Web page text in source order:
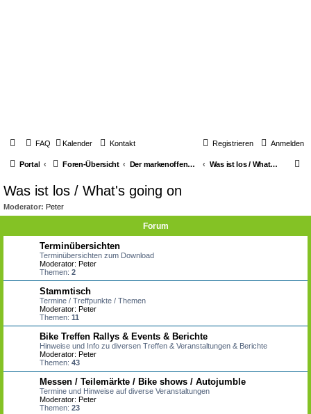
FAQ Kalender Kontakt Anmelden
Registrieren
Portal Foren-Übersicht Der markenoffene Z-Stammtisch für Youngtimerbiker Was ist los / What's going on
Was ist los / What's going on
Moderator: Peter
Forum
Terminübersichten
Terminübersichten zum Download
Moderator: Peter
Themen: 2
Stammtisch
Termine / Treffpunkte / Themen
Moderator: Peter
Themen: 11
Bike Treffen Rallys & Events & Berichte
Hinweise und Info zu diversen Treffen & Veranstaltungen & Berichte
Moderator: Peter
Themen: 43
Messen / Teilemärkte / Bike shows / Autojumble
Termine und Hinweise auf diverse Veranstaltungen
Moderator: Peter
Themen: 23